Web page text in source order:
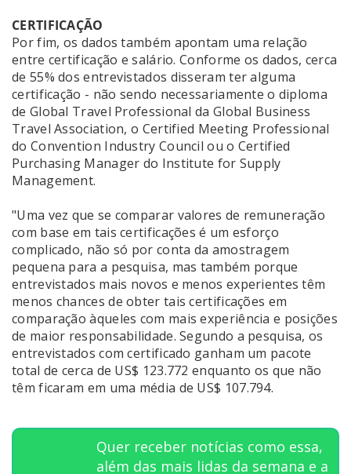
CERTIFICAÇÃO
Por fim, os dados também apontam uma relação
entre certificação e salário. Conforme os dados, cerca
de 55% dos entrevistados disseram ter alguma
certificação - não sendo necessariamente o diploma
de Global Travel Professional da Global Business
Travel Association, o Certified Meeting Professional
do Convention Industry Council ou o Certified
Purchasing Manager do Institute for Supply
Management.
"Uma vez que se comparar valores de remuneração
com base em tais certificações é um esforço
complicado, não só por conta da amostragem
pequena para a pesquisa, mas também porque
entrevistados mais novos e menos experientes têm
menos chances de obter tais certificações em
comparação àqueles com mais experiência e posições
de maior responsabilidade. Segundo a pesquisa, os
entrevistados com certificado ganham um pacote
total de cerca de US$ 123.772 enquanto os que não
têm ficaram em uma média de US$ 107.794.
Quer receber notícias como essa,
além das mais lidas da semana e a